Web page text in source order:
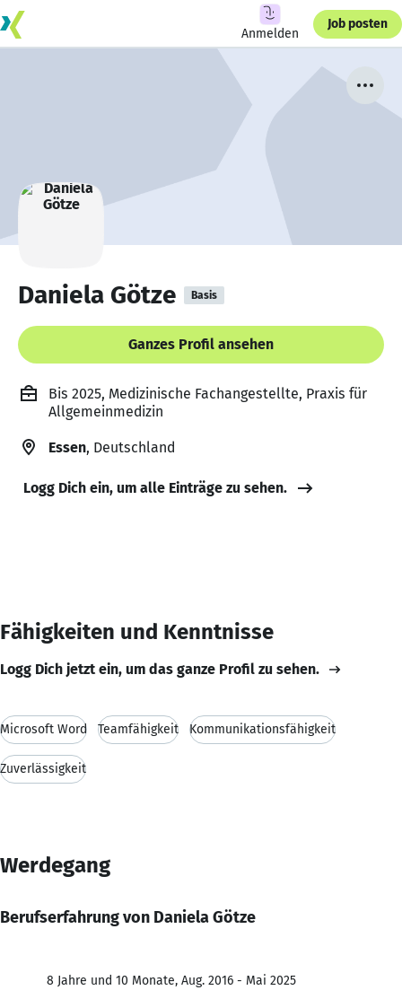
Anmelden
Job posten
Daniela Götze Basis
Ganzes Profil ansehen
Bis 2025, Medizinische Fachangestellte, Praxis für
Allgemeinmedizin
Essen, Deutschland
Logg Dich ein, um alle Einträge zu sehen.
Fähigkeiten und Kenntnisse
Logg Dich jetzt ein, um das ganze Profil zu sehen.
Microsoft Word Teamfähigkeit Kommunikationsfähigkeit
Zuverlässigkeit
Werdegang
Berufserfahrung von Daniela Götze
8 Jahre und 10 Monate, Aug. 2016 - Mai 2025